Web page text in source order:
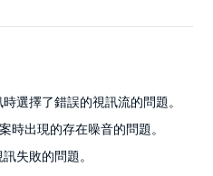
選擇了錯誤的視訊流的問題。
時出現的存在噪音的問題。
失敗的問題。